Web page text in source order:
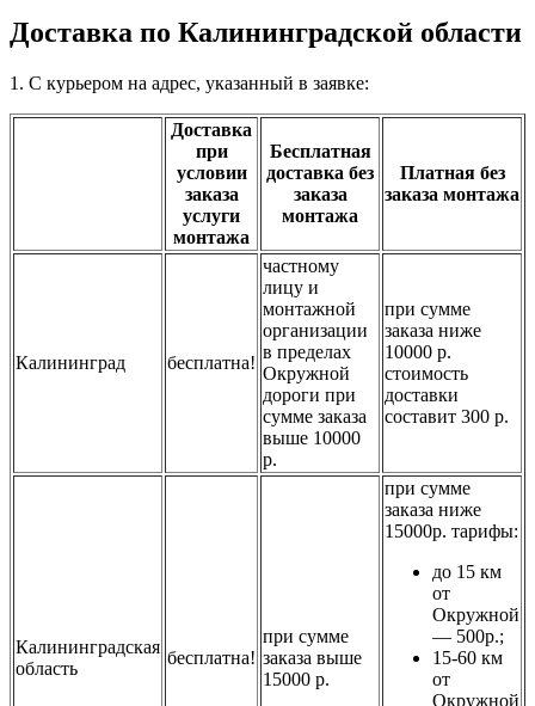
Доставка по Калининградской области
1. С курьером на адрес, указанный в заявке:
Доставка
при
условии
заказа
услуги
монтажа
Бесплатная
доставка без
заказа
монтажа
Платная без
заказа монтажа
Калининград бесплатна!
частному
лицу и
монтажной
организации
в пределах
Окружной
дороги при
сумме заказа
выше 10000
р.
при сумме
заказа ниже
10000 р.
стоимость
доставки
составит 300 р.
Калининградская
область
бесплатна!
при сумме
заказа выше
15000 р.
при сумме
заказа ниже
15000р. тарифы:
до 15 км
от
Окружной
— 500р.;
15-60 км
от
Окружной